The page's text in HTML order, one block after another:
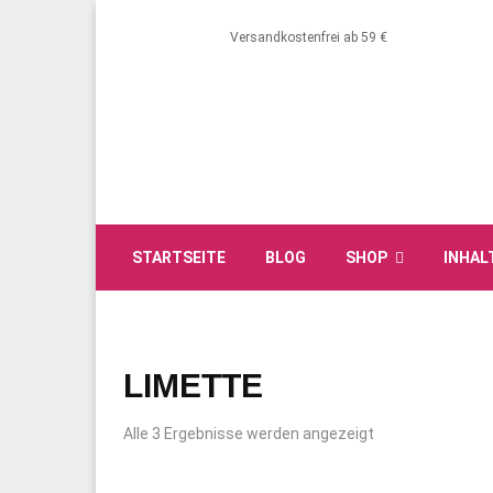
Versandkostenfrei ab 59 €
STARTSEITE BLOG SHOP
LIMETTE
Alle 3 Ergebnisse werden angezeigt